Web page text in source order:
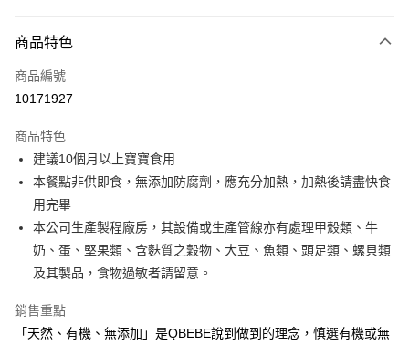
信用卡一次付款
LINE Pay
街口支付
悠遊付
全盈+PAY
大哥付你分期
相關說明
1.本服務由台灣大哥大提供，台灣大哥大用戶可立即使用無須另外申請。
2.付款方式選擇「大哥付你分期」，訂單成立後會自動跳轉到大哥付的交易
AFTEE先享後付
相關說明
商品特色
商品編號
10171927
商品特色
建議10個月以上寶寶食用
本餐點非供即食，無添加防腐劑，應充分加熱，加熱後請盡快食
用完畢
本公司生產製程廠房，其設備或生產管線亦有處理甲殼類、牛
奶、蛋、堅果類、含麩質之穀物、大豆、魚類、頭足類、螺貝類
及其製品，食物過敏者請留意。
銷售重點
「天然、有機、無添加」是QBEBE說到做到的理念，慎選有機或無